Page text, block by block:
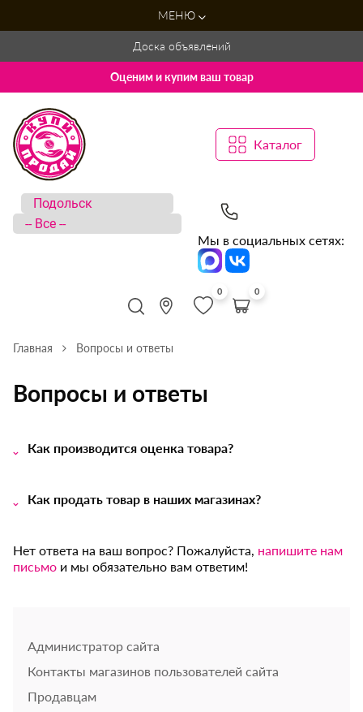
МЕНЮ
Доска объявлений
Оценим и купим ваш товар
Каталог
Мы в социальных сетях:
0 0
Главная Вопросы и ответы
Вопросы и ответы
Как производится оценка товара?
Как продать товар в наших магазинах?
Нет ответа на ваш вопрос? Пожалуйста, напишите нам
письмо и мы обязательно вам ответим!
Администратор сайта
Контакты магазинов пользователей сайта
Продавцам